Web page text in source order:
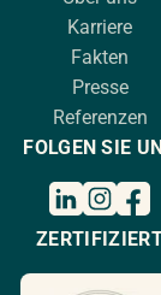
Karriere
Fakten
Presse
Referenzen
FOLGEN SIE